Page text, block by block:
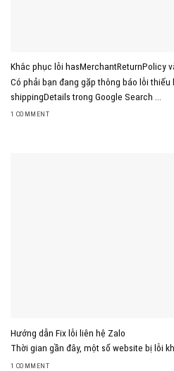
Khắc phục lỗi hasMerchantReturnPolicy
Có phải bạn đang gặp thông báo lỗi
shippingDetails trong Google Search ...
1 COMMENT
Hướng dẫn Fix lỗi liên hệ Zalo
Thời gian gần đây, một số website bị lỗi
1 COMMENT